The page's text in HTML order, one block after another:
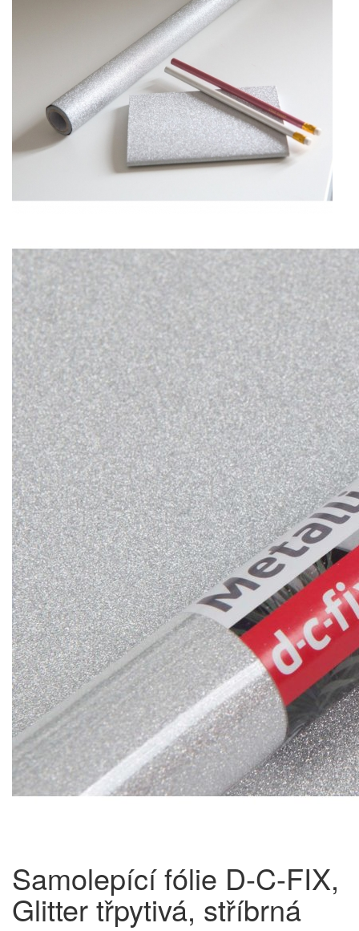
Samolepící fólie D-C-FIX,
Glitter třpytivá, stříbrná